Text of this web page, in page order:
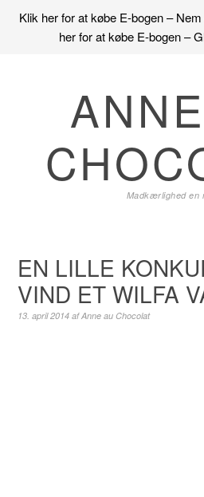
Klik her for at købe E-bogen –
her for at købe E-bogen –
Madkærlighed en
EN LILLE
VIND ET WILFA
13. april 2014 afAnne au Chocolat